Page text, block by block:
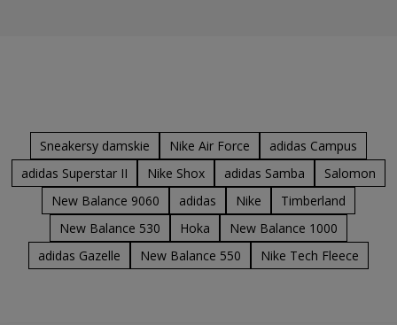
Sneakersy damskie Nike Air Force
adidas Campus
adidas Superstar II
Nike Shox adidas Samba
Salomon
New Balance 9060
adidas Nike
Timberland
New Balance 530
Hoka
New Balance 1000
adidas Gazelle
New Balance 550 Nike Tech Fleece